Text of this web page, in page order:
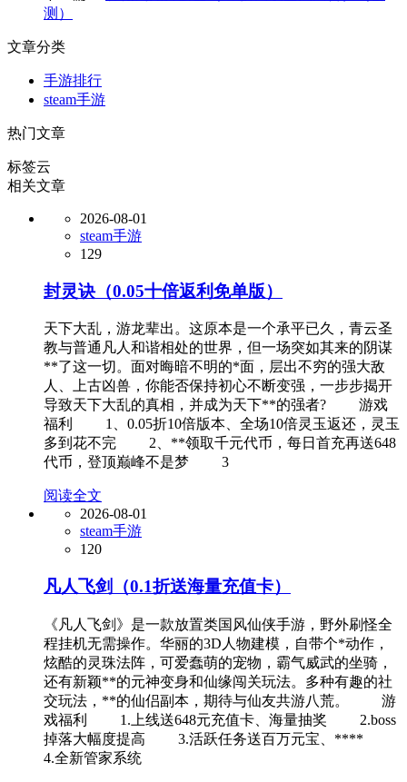
测）
文章分类
手游排行
steam手游
热门文章
标签云
相关文章
2026-08-01
steam手游
129
封灵诀（0.05十倍返利免单版）
天下大乱，游龙辈出。这原本是一个承平已久，青云圣
教与普通凡人和谐相处的世界，但一场突如其来的阴谋
**了这一切。面对晦暗不明的*面，层出不穷的强大敌
人、上古凶兽，你能否保持初心不断变强，一步步揭开
导致天下大乱的真相，并成为天下**的强者? 游戏
福利 1、0.05折10倍版本、全场10倍灵玉返还，灵玉
多到花不完 2、**领取千元代币，每日首充再送648
代币，登顶巅峰不是梦 3
阅读全文
2026-08-01
steam手游
120
凡人飞剑（0.1折送海量充值卡）
《凡人飞剑》是一款放置类国风仙侠手游，野外刷怪全
程挂机无需操作。华丽的3D人物建模，自带个*动作，
炫酷的灵珠法阵，可爱蠢萌的宠物，霸气威武的坐骑，
还有新颖**的元神变身和仙缘闯关玩法。多种有趣的社
交玩法，**的仙侣副本，期待与仙友共游八荒。 游
戏福利 1.上线送648元充值卡、海量抽奖 2.boss
掉落大幅度提高 3.活跃任务送百万元宝、****
4.全新管家系统